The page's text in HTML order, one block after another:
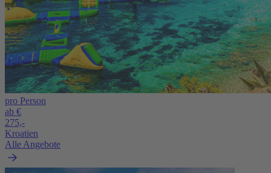
pro Person
ab €
275,-
Kroatien
Alle Angebote